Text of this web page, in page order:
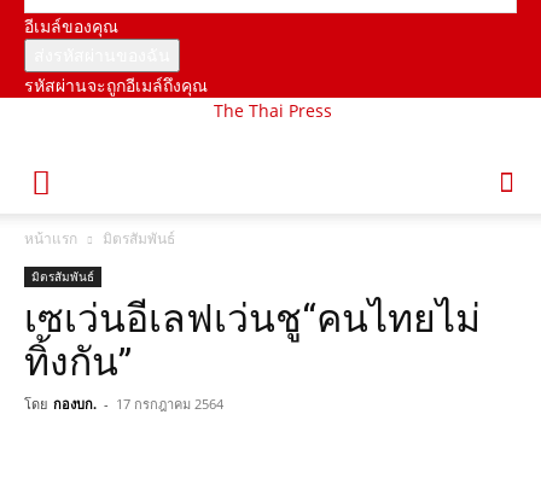
อีเมล์ของคุณ
รหัสผ่านจะถูกอีเมล์ถึงคุณ
The Thai Press
หน้าแรก มิตรสัมพันธ์
มิตรสัมพันธ์
เซเว่นอีเลฟเว่นชู“คนไทยไม่
ทิ้งกัน”
โดย กองบก. - 17 กรกฎาคม 2564